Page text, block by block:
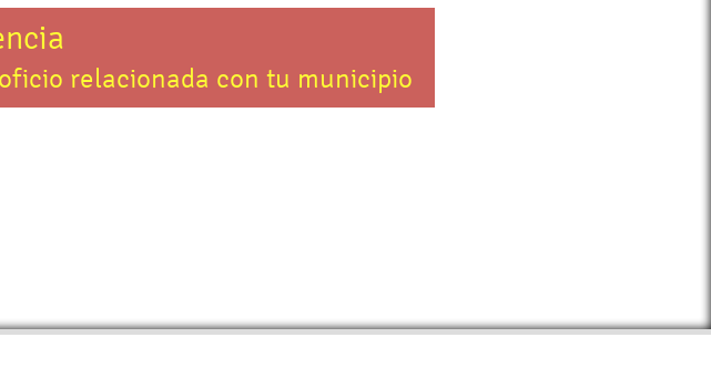
relacionada con tu municipio